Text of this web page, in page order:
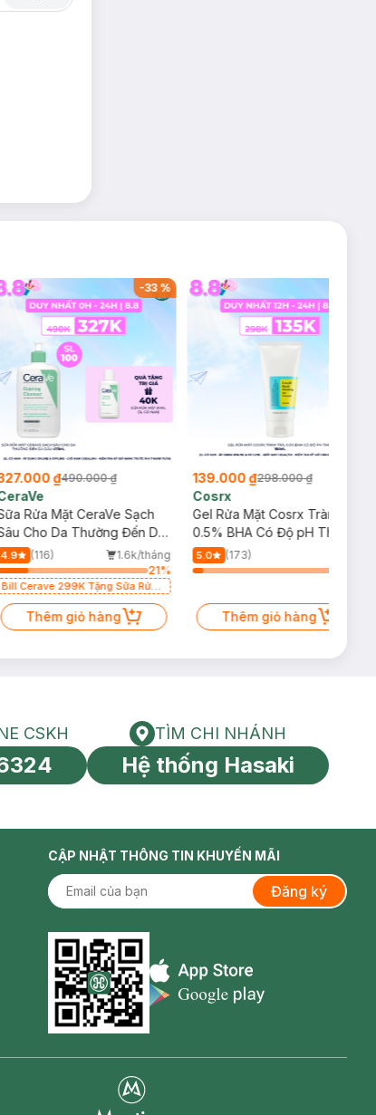
-33%
₫490.000 ₫
Rửa Mặt CeraVe Sạch
Cho Da Thường Đến Da
473ml
4.9 (116)
1.6k/tháng
21%
Bill Cerave 299K Tặng Sữa Rửa
Thêm giỏ hàng
139.000 ₫298.000 ₫
Cosrx
Gel Rửa Mặt Cosrx Tràm Trà,
0.5% BHA Có Độ pH Thấp
150ml
5.0
(173)
Thêm giỏ hàng
cầu
CSKH
CSKH
Tìm chi nhánh
TÌM CHI NHÁNH
Hệ thống Hasaki
CẬP NHẬT THÔNG TIN KHUYẾN MÃI
Đăng ký
Appstore icon